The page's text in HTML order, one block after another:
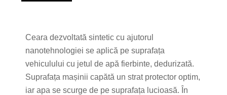
Ceara dezvoltată sintetic cu ajutorul
nanotehnologiei se aplică pe suprafața
vehiculului cu jetul de apă fierbinte, dedurizată.
Suprafața mașinii capătă un strat protector optim,
iar apa se scurge de pe suprafața lucioasă. În